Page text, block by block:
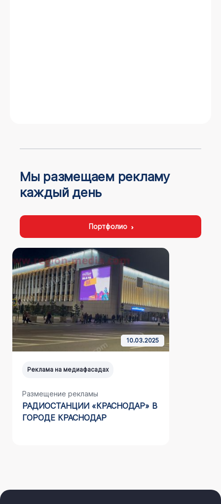
Мы размещаем рекламу
каждый день
Портфолио
10.03.2025
Реклама на медиафасадах
Размещение рекламы
РАДИОСТАНЦИИ «КРАСНОДАР» В
ГОРОДЕ КРАСНОДАР